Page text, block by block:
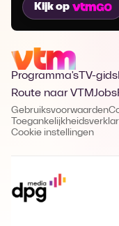
Kijk op
Programma's TV-gids
Route naar VTMJobs
Gebruiksvoorwaarden
Cookie instellingen